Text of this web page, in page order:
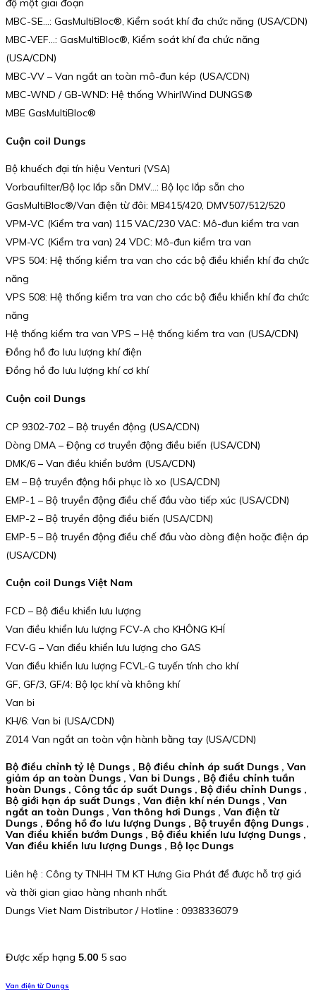
độ một giai đoạn
MBC-SE…: GasMultiBloc®, Kiểm soát khí đa chức năng (USA/CDN)
MBC-VEF…: GasMultiBloc®, Kiểm soát khí đa chức năng
(USA/CDN)
MBC-VV – Van ngắt an toàn mô-đun kép (USA/CDN)
MBC-WND / GB-WND: Hệ thống WhirlWind DUNGS®
MBE GasMultiBloc®
Cuộn coil Dungs
Bộ khuếch đại tín hiệu Venturi (VSA)
Vorbaufilter/Bộ lọc lắp sẵn DMV…: Bộ lọc lắp sẵn cho
GasMultiBloc®/Van điện từ đôi: MB415/420, DMV507/512/520
VPM-VC (Kiểm tra van) 115 VAC/230 VAC: Mô-đun kiểm tra van
VPM-VC (Kiểm tra van) 24 VDC: Mô-đun kiểm tra van
VPS 504: Hệ thống kiểm tra van cho các bộ điều khiển khí đa chức
năng
VPS 508: Hệ thống kiểm tra van cho các bộ điều khiển khí đa chức
năng
Hệ thống kiểm tra van VPS – Hệ thống kiểm tra van (USA/CDN)
Đồng hồ đo lưu lượng khí điện
Đồng hồ đo lưu lượng khí cơ khí
Cuộn coil Dungs
CP 9302-702 – Bộ truyền động (USA/CDN)
Dòng DMA – Động cơ truyền động điều biến (USA/CDN)
DMK/6 – Van điều khiển bướm (USA/CDN)
EM – Bộ truyền động hồi phục lò xo (USA/CDN)
EMP-1 – Bộ truyền động điều chế đầu vào tiếp xúc (USA/CDN)
EMP-2 – Bộ truyền động điều biến (USA/CDN)
EMP-5 – Bộ truyền động điều chế đầu vào dòng điện hoặc điện áp
(USA/CDN)
Cuộn coil Dungs Việt Nam
FCD – Bộ điều khiển lưu lượng
Van điều khiển lưu lượng FCV-A cho KHÔNG KHÍ
FCV-G – Van điều khiển lưu lượng cho GAS
Van điều khiển lưu lượng FCVL-G tuyến tính cho khí
GF, GF/3, GF/4: Bộ lọc khí và không khí
Van bi
KH/6: Van bi (USA/CDN)
Z014 Van ngắt an toàn vận hành bằng tay (USA/CDN)
Bộ điều chỉnh tỷ lệ Dungs , Bộ điều chỉnh áp suất Dungs , Van
giảm áp an toàn Dungs , Van bi Dungs , Bộ điều chỉnh tuần
hoàn Dungs , Công tắc áp suất Dungs , Bộ điều chỉnh Dungs ,
Bộ giới hạn áp suất Dungs , Van điện khí nén Dungs , Van
ngắt an toàn Dungs , Van thông hơi Dungs , Van điện từ
Dungs , Đồng hồ đo lưu lượng Dungs , Bộ truyền động Dungs ,
Van điều khiển bướm Dungs , Bộ điều khiển lưu lượng Dungs ,
Van điều khiển lưu lượng Dungs , Bộ lọc Dungs
Liên hệ : Công ty TNHH TM KT Hưng Gia Phát để được hỗ trợ giá
và thời gian giao hàng nhanh nhất.
Dungs Viet Nam Distributor / Hotline : 0938336079
Được xếp hạng 5.00 5 sao
Van điện từ Dungs